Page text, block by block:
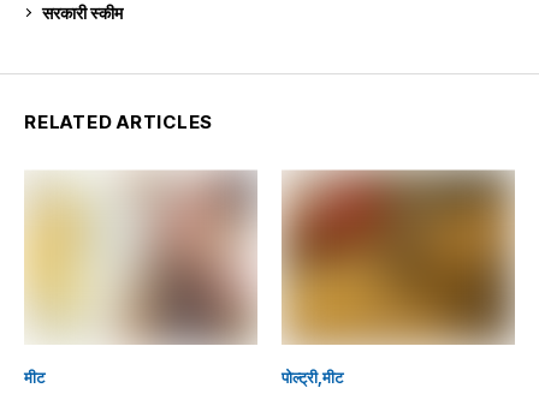
सरकारी स्की‍म
RELATED ARTICLES
मीट पोल्ट्री मीट